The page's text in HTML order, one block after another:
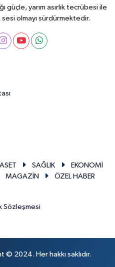
güçle, yarım asırlık tecrübesi ile
olmayı sürdürmektedir.
SAĞLIK
EKONOMİ
MAGAZİN
ÖZEL HABER
Sözleşmesi
© 2024. Her hakkı saklıdır.